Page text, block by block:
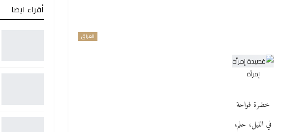
العراق
إمرأة
خضرة فواحة
في الليل، حلم،
أقراء ايضا